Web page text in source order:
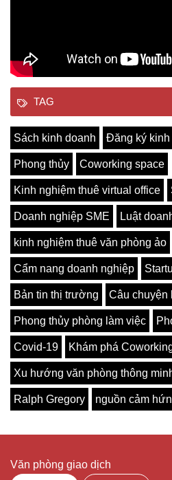
TAG
Sách kinh doanh Đăng ký kinh
Phong thủy Coworking space
Kinh nghiệm thuê virtual office
Doanh nghiệp SME Luật
kinh nghiệm thuê văn phòng ảo
Cẩm nang doanh nghiệp
Bản tin thị trường Câu chuyện
Phong thủy phòng làm việc
Covid-19 Khám phá
Xu hướng văn phòng thông
Ralph Gregory nguồn cảm
Văn phòng giao dịch